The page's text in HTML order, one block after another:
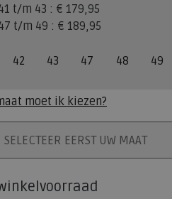
t/m 43 : € 179,95
t/m 49 : € 189,95
42 43 47 48 49
moet ik kiezen?
IN WINKELMAND
SELECTEER EERST UW MAAT